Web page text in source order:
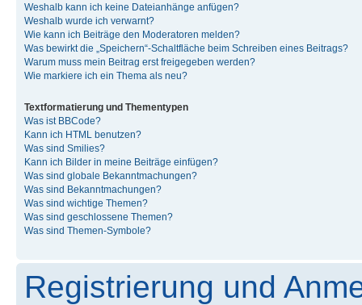
Weshalb kann ich keine Dateianhänge anfügen?
Weshalb wurde ich verwarnt?
Wie kann ich Beiträge den Moderatoren melden?
Was bewirkt die „Speichern“-Schaltfläche beim Schreiben eines Beitrags?
Warum muss mein Beitrag erst freigegeben werden?
Wie markiere ich ein Thema als neu?
Textformatierung und Thementypen
Was ist BBCode?
Kann ich HTML benutzen?
Was sind Smilies?
Kann ich Bilder in meine Beiträge einfügen?
Was sind globale Bekanntmachungen?
Was sind Bekanntmachungen?
Was sind wichtige Themen?
Was sind geschlossene Themen?
Was sind Themen-Symbole?
Registrierung und